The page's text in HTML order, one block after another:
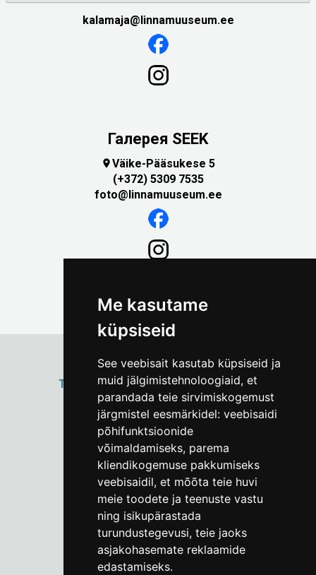
Me kasutame
küpsiseid
See veebisait kasutab küpsiseid ja
muid jälgimistehnoloogiaid, et
parandada teie sirvimiskogemust
järgmistel eesmärkidel: veebisaidi
põhifunktsioonide
võimaldamiseks, parema
kliendikogemuse pakkumiseks
veebisaidil, et mõõta teie huvi
meie toodete ja teenuste vastu
ning isikupärastada
turundustegevusi, teie jaoks
asjakohasemate reklaamide
edastamiseks.
kalamaja@linnamuuseum.ee
Галерея SEEK
Väike-Pääsukese 5
(+372) 5309 7535
foto@linnamuuseum.ee
ТАЛЛИННСКИЙГОРОДСКОЙ МУЗЕЙ
Vene 17
Пн–Пт 9–17:(+372) 610 4178
info@linnamuuseum.ee